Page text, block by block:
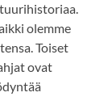
olemme
Toiset
ovat